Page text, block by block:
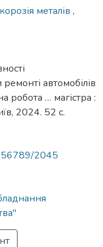
корозія металів ,
автомобілів
робота … магістра :
2024. 52 с.
2045